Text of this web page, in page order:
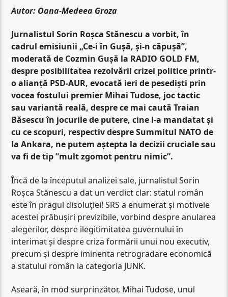
Autor: Oana-Medeea Groza
Jurnalistul Sorin Roșca Stănescu a vorbit, în
cadrul emisiunii „Ce-i în Gușă, și-n căpușă”,
moderată de Cozmin Gușă la RADIO GOLD FM,
despre posibilitatea rezolvării crizei politice printr-
o alianță PSD-AUR, evocată ieri de pesediști prin
vocea fostului premier Mihai Tudose, joc tactic
sau variantă reală, despre ce mai caută Traian
Băsescu în jocurile de putere, cine l-a mandatat și
cu ce scopuri, respectiv despre Summitul NATO de
la Ankara, ne putem aștepta la decizii cruciale sau
va fi de tip ”mult zgomot pentru nimic”.
Încă de la începutul analizei sale, jurnalistul Sorin
Roșca Stănescu a dat un verdict clar: statul român
este în pragul disoluției! SRS a enumerat și motivele
acestei prăbușiri previzibile, vorbind despre anularea
alegerilor, despre ilegitimitatea guvernului în
interimat și despre criza formării unui nou executiv,
precum și despre iminenta retrogradare economică
a statului român la categoria JUNK.
Aseară, în mod surprinzător, Mihai Tudose, unul